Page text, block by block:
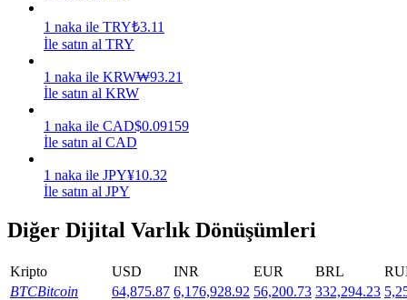
Staking
Yüksek getiri ve anında erişim
1 naka ile TRY₺3.11
İle satın al TRY
1 naka ile KRW₩93.21
İle satın al KRW
1 naka ile CAD$0.09159
İle satın al CAD
1 naka ile JPY¥10.32
İle satın al JPY
Diğer Dijital Varlık Dönüşümleri
Kripto USD INR EUR BRL
BTCBitcoin 64,875.87 6,176,928.92 56,200.73 332,294.23